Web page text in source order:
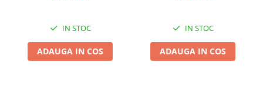
IN STOC
ADAUGA IN COS
IN STOC
ADAUGA IN COS